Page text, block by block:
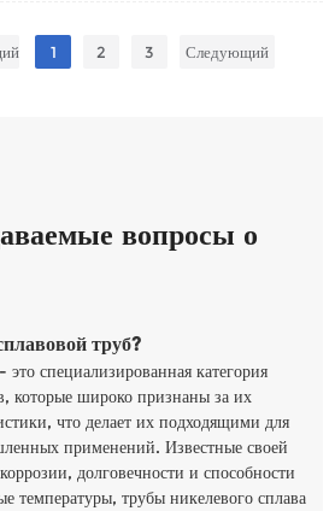
железнодорожные или кустричные
быструю неудачу коррозии.
1 2 3 Следующий
вопросы о
труб?
специализированная категория
которые широко признаны за их
что делает их подходящими для
применений. Известные своей
долговечности и способности
температуры, трубы никелевого сплава